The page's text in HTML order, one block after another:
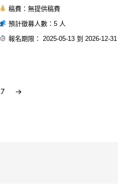
稿費：無提供稿費
預計徵募人數：5 人
報名期限： 2025-05-13 到 2026-12-31
7 →